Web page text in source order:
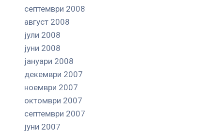
септември 2008
август 2008
јули 2008
јуни 2008
јануари 2008
декември 2007
ноември 2007
октомври 2007
септември 2007
јуни 2007